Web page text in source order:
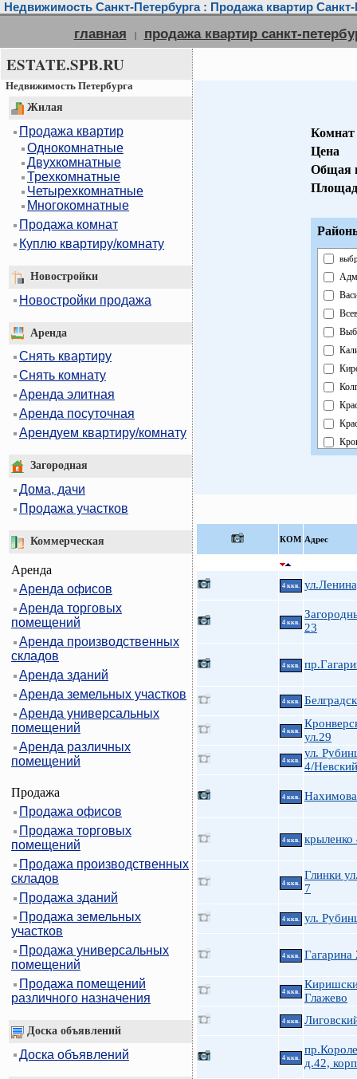
Недвижимость Санкт-Петербурга : Продажа квартир Санкт-
главная | продажа квартир санкт-
ESTATE.SPB.RU
Недвижимость Петербурга
Жилая
Продажа квартир
Однокомнатные
Двухкомнатные
Трехкомнатные
Четырехкомнатные
Многокомнатные
Продажа комнат
Куплю квартиру/комнату
Новостройки
Новостройки продажа
Аренда
Снять квартиру
Снять комнату
Аренда элитная
Аренда посуточная
Арендуем квартиру/комнату
Загородная
Дома, дачи
Продажа участков
Коммерческая
Аренда
Аренда офисов
Аренда торговых
помещений
Аренда производственных
складов
Аренда зданий
Аренда земельных участков
Аренда универсальных
помещений
Аренда различных
помещений
Продажа
Продажа офисов
Продажа торговых
помещений
Продажа производственных
складов
Продажа зданий
Продажа земельных
участков
Продажа универсальных
помещений
Продажа помещений
различного назначения
Доска объявлений
Доска объявлений
Комнат
Цена
Общая
КOМ Адрес
4 ккв.
4 ккв.
23
4 ккв.
4 ккв.
4 ккв.
ул.29
4 ккв.
ул.
4/
4 ккв.
4 ккв. крыленко
4 ккв.
Глинки
7
4 ккв. ул.
4 ккв. Гагарина
4 ккв.
Глажево
4 ккв.
4 ккв.
д.42,